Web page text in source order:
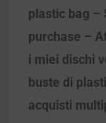
plastic bag –
purchase –
i miei dischi
buste di
acquisti